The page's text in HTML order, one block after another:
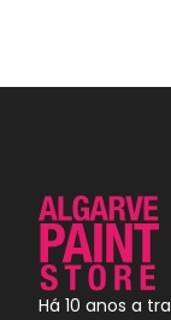
Há 10 anos a